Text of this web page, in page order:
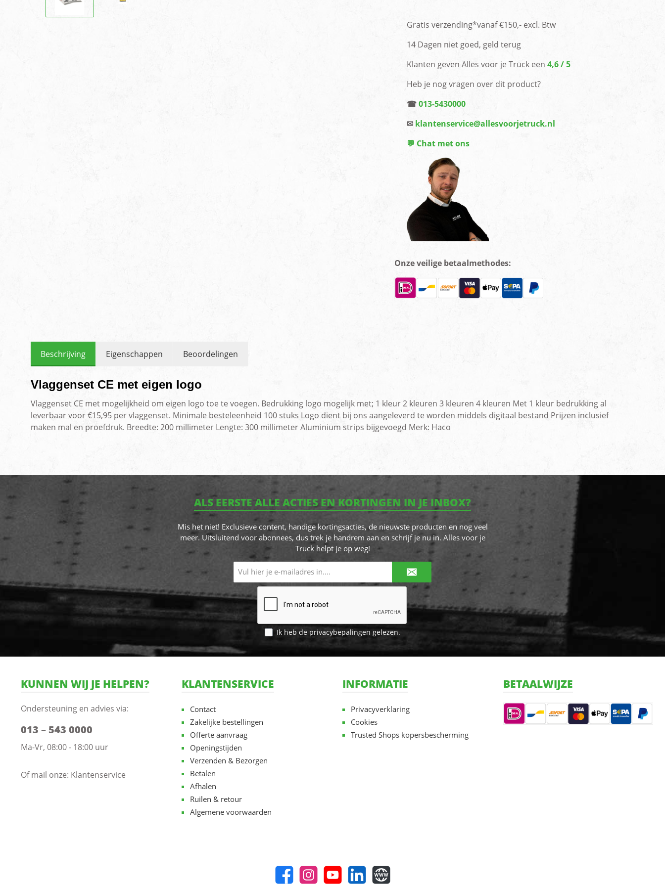
Gratis verzending*vanaf €150,- excl. Btw
14 Dagen niet goed, geld terug
Klanten geven Alles voor je Truck een 4,6 / 5
Heb je nog vragen over dit product?
☎013-5430000
✉ klantenservice@allesvoorjetruck.nl
💬 Chat met ons
Onze veilige betaalmethodes:
Beschrijving Eigenschappen Beoordelingen
Vlaggenset CE met eigen logo
Vlaggenset CE met mogelijkheid om eigen logo toe te voegen. Bedrukking logo mogelijk met; 1 kleur 2 kleuren 3 kleuren 4 kleuren Met 1 kleur bedrukking al
leverbaar voor €15,95 per vlaggenset. Minimale besteleenheid 100 stuks Logo dient bij ons aangeleverd te worden middels digitaal bestand Prijzen inclusief
maken mal en proefdruk. Breedte: 200 millimeter Lengte: 300 millimeter Aluminium strips bijgevoegd Merk: Haco
ALS EERSTE ALLE ACTIES EN KORTINGEN IN JE INBOX?
Mis het niet! Exclusieve content, handige kortingsacties, de nieuwste producten en nog veel
meer. Uitsluitend voor abonnees, dus trek je handrem aan en schrijf je nu in. Alles voor je
Truck helpt je op weg!
mailadres*
Ik heb de privacybepalingen gelezen.
KUNNEN WIJ JE HELPEN?
Ondersteuning en advies via:
013 – 543 0000
Ma-Vr, 08:00 - 18:00 uur
Of mail onze: Klantenservice
KLANTENSERVICE
Contact
Zakelijke bestellingen
Offerte aanvraag
Openingstijden
Verzenden & Bezorgen
Betalen
Afhalen
Ruilen & retour
Algemene voorwaarden
INFORMATIE
Privacyverklaring
Cookies
Trusted Shops kopersbescherming
BETAALWIJZE